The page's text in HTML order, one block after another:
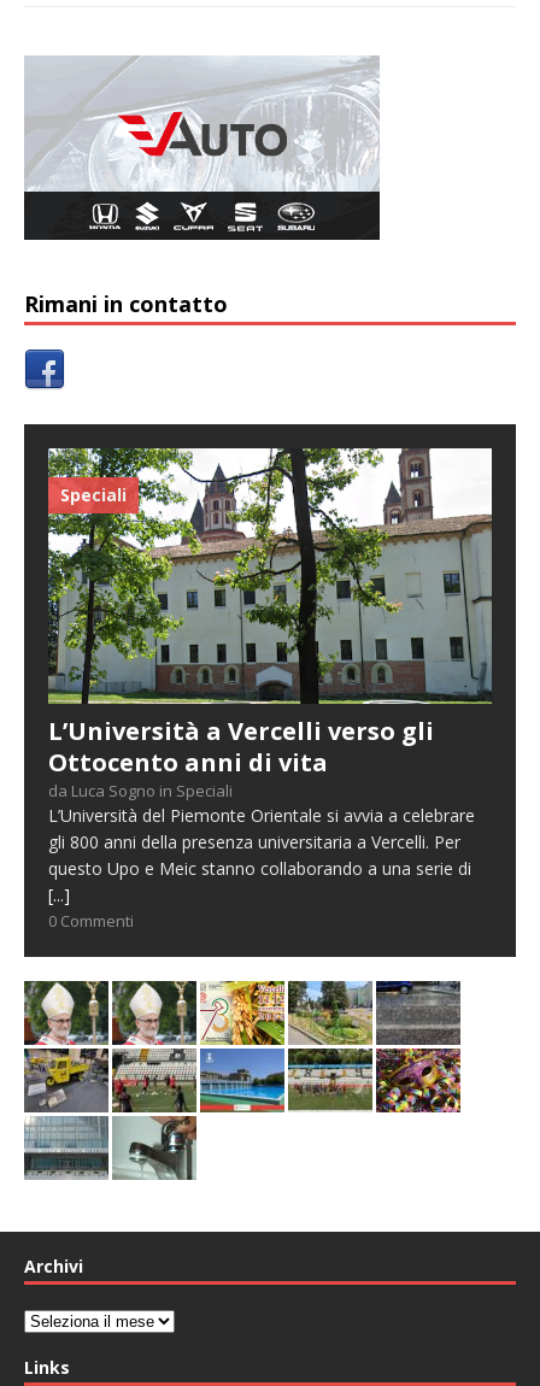
Rimani in contatto
Speciali
L’Università a Vercelli verso gli
Ottocento anni di vita
da Luca Sogno in Speciali
L’Università del Piemonte Orientale si avvia a celebrare
gli 800 anni della presenza universitaria a Vercelli. Per
questo Upo e Meic stanno collaborando a una serie di
[...]
0 Commenti
Archivi
Archivi
Links